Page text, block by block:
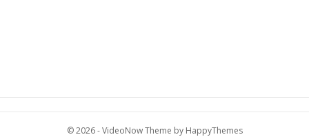
© 2026 -VideoNow Theme by HappyThemes